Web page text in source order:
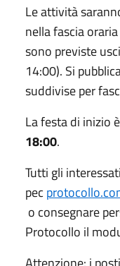
Le attività
nella fascia
sono previste
14:00). Si
suddivise per
La festa di inizio
18:00.
Tutti gli
pec
o consegnare
Protocollo il